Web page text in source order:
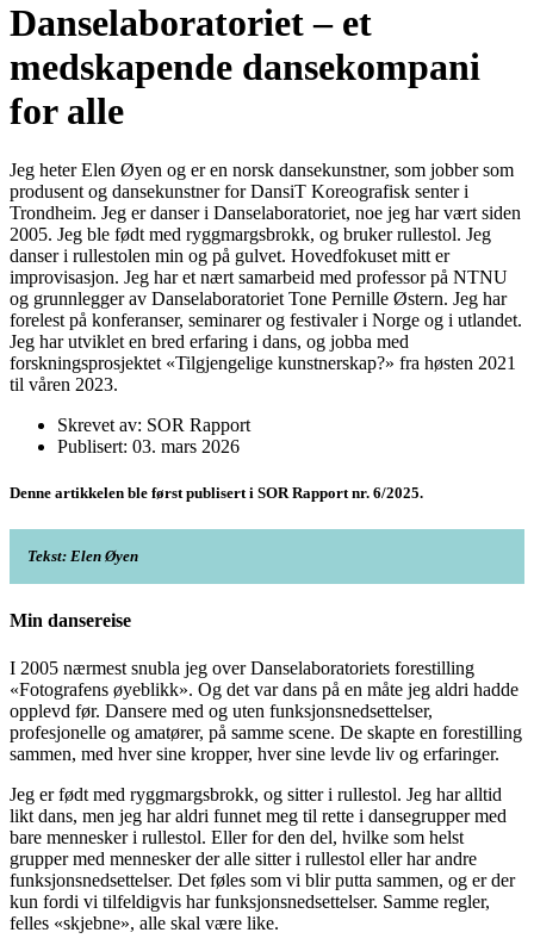
Danselaboratoriet – et
medskapende dansekompani
for alle
Jeg heter Elen Øyen og er en norsk dansekunstner, som jobber som
produsent og dansekunstner for DansiT Koreografisk senter i
Trondheim. Jeg er danser i Danselaboratoriet, noe jeg har vært siden
2005. Jeg ble født med ryggmargsbrokk, og bruker rullestol. Jeg
danser i rullestolen min og på gulvet. Hovedfokuset mitt er
improvisasjon. Jeg har et nært samarbeid med professor på NTNU
og grunnlegger av Danselaboratoriet Tone Pernille Østern. Jeg har
forelest på konferanser, seminarer og festivaler i Norge og i utlandet.
Jeg har utviklet en bred erfaring i dans, og jobba med
forskningsprosjektet «Tilgjengelige kunstnerskap?» fra høsten 2021
til våren 2023.
Skrevet av: SOR Rapport
Publisert: 03. mars 2026
Denne artikkelen ble først publisert i SOR Rapport nr. 6/2025.
Tekst: Elen Øyen
Min dansereise
I 2005 nærmest snubla jeg over Danse­laboratoriets forestilling
«Fotografens øyeblikk». Og det var dans på en måte jeg aldri hadde
opplevd før. Dansere med og uten funksjonsnedsettelser,
profesjonelle og amatører, på samme scene. De skapte en forestilling
sammen, med hver sine kropper, hver sine levde liv og erfaringer.
Jeg er født med ryggmargsbrokk, og sitter i rullestol. Jeg har alltid
likt dans, men jeg har aldri funnet meg til rette i dansegrupper med
bare mennesker i rulle­stol. Eller for den del, hvilke som helst
grupper med mennesker der alle sitter i rullestol eller har andre
funksjons­nedsettelser. Det føles som vi blir putta sammen, og er der
kun fordi vi tilfeldigvis har funksjonsnedsettelser. Samme regler,
felles «skjebne», alle skal være like.